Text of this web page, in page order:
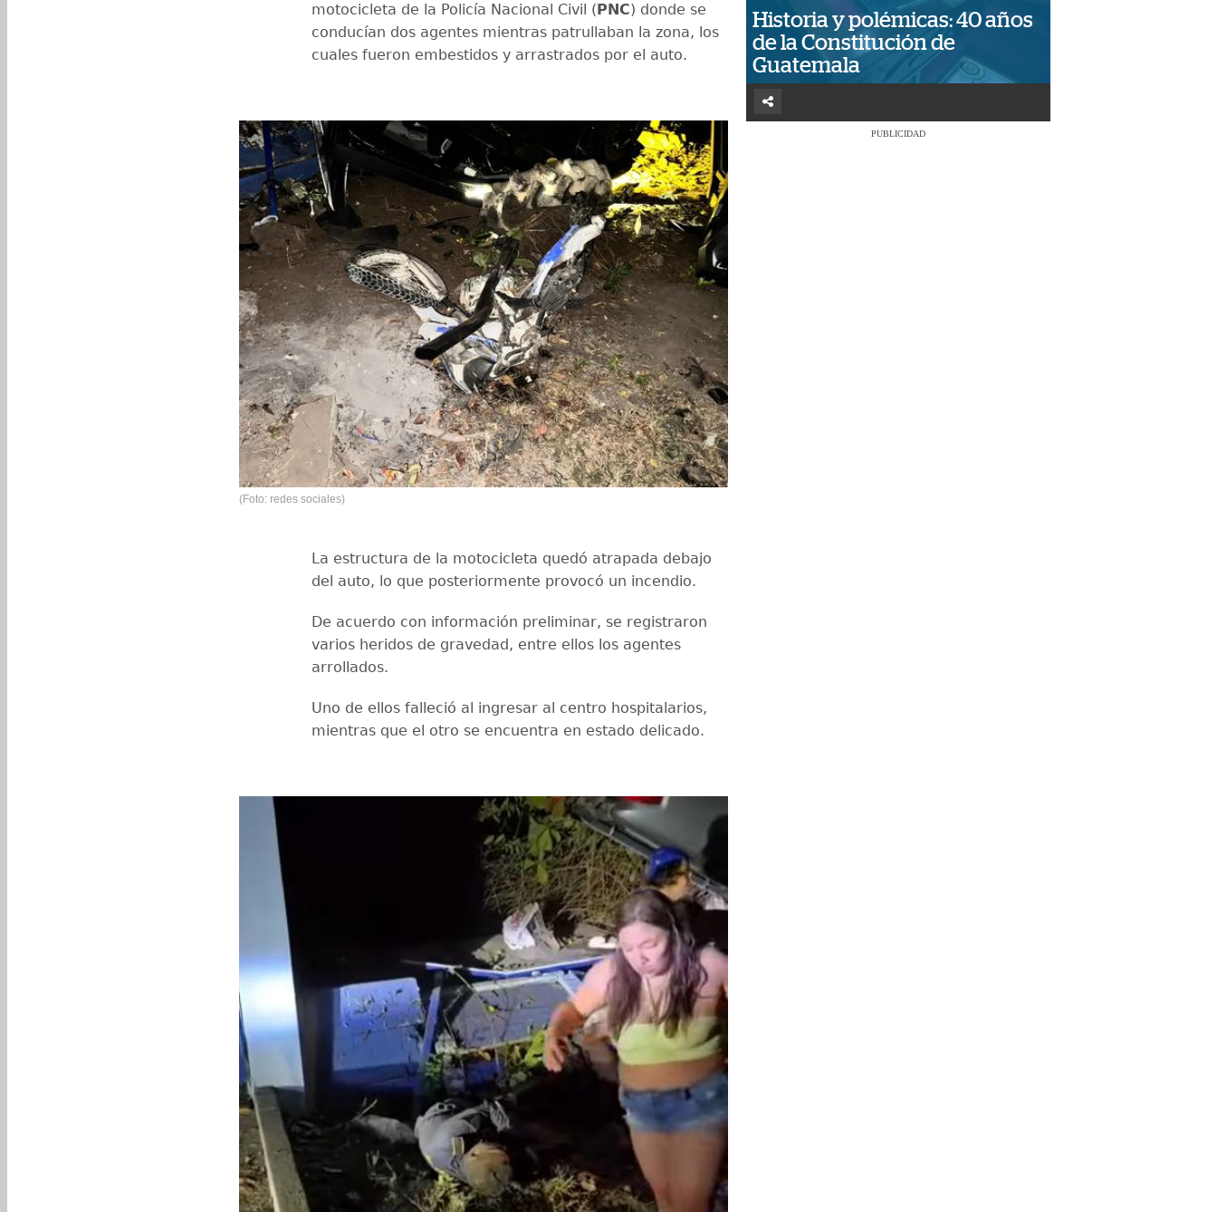
motocicleta de la Policía Nacional Civil (PNC) donde se
conducían dos agentes mientras patrullaban la zona, los
cuales fueron embestidos y arrastrados por el auto.
(Foto: redes sociales)
La estructura de la motocicleta quedó atrapada debajo
del auto, lo que posteriormente provocó un incendio.
De acuerdo con información preliminar, se registraron
varios heridos de gravedad, entre ellos los agentes
arrollados.
Uno de ellos falleció al ingresar al centro hospitalarios,
mientras que el otro se encuentra en estado delicado.
Historia y polémicas: 40 años
de la Constitución de
Guatemala
PUBLICIDAD